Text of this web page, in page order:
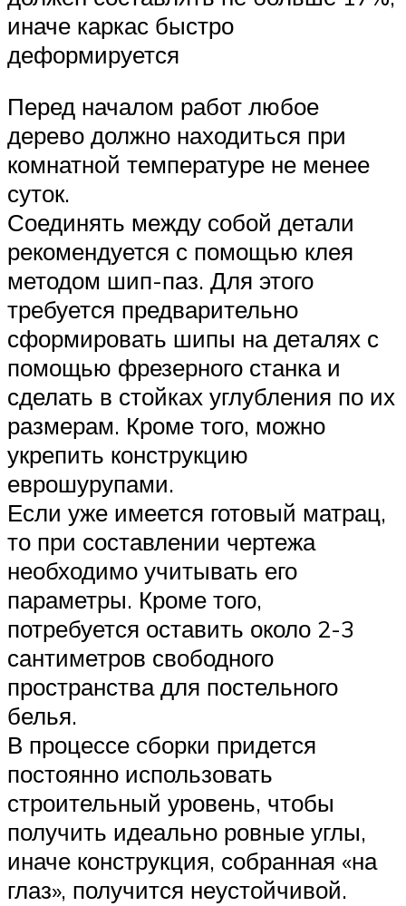
иначе каркас быстро
деформируется
Перед началом работ любое
дерево должно находиться при
комнатной температуре не менее
суток.
Соединять между собой детали
рекомендуется с помощью клея
методом шип-паз. Для этого
требуется предварительно
сформировать шипы на деталях с
помощью фрезерного станка и
сделать в стойках углубления по их
размерам. Кроме того, можно
укрепить конструкцию
еврошурупами.
Если уже имеется готовый матрац,
то при составлении чертежа
необходимо учитывать его
параметры. Кроме того,
потребуется оставить около 2-3
сантиметров свободного
пространства для постельного
белья.
В процессе сборки придется
постоянно использовать
строительный уровень, чтобы
получить идеально ровные углы,
иначе конструкция, собранная «на
глаз», получится неустойчивой.